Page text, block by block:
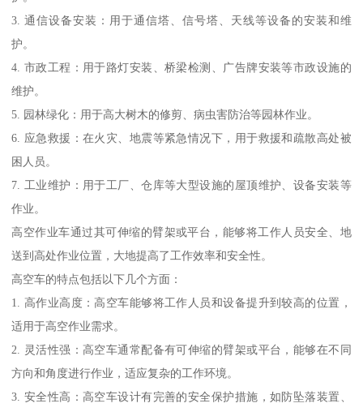
3. 通信设备安装：用于通信塔、信号塔、天线等设备的安装和维
护。
4. 市政工程：用于路灯安装、桥梁检测、广告牌安装等市政设施的
维护。
5. 园林绿化：用于高大树木的修剪、病虫害防治等园林作业。
6. 应急救援：在火灾、地震等紧急情况下，用于救援和疏散高处被
困人员。
7. 工业维护：用于工厂、仓库等大型设施的屋顶维护、设备安装等
作业。
高空作业车通过其可伸缩的臂架或平台，能够将工作人员安全、地
送到高处作业位置，大地提高了工作效率和安全性。
高空车的特点包括以下几个方面：
1. 高作业高度：高空车能够将工作人员和设备提升到较高的位置，
适用于高空作业需求。
2. 灵活性强：高空车通常配备有可伸缩的臂架或平台，能够在不同
方向和角度进行作业，适应复杂的工作环境。
3. 安全性高：高空车设计有完善的安全保护措施，如防坠落装置、